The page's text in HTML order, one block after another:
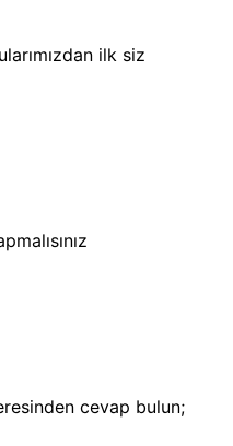
ilk siz
cevap bulun;